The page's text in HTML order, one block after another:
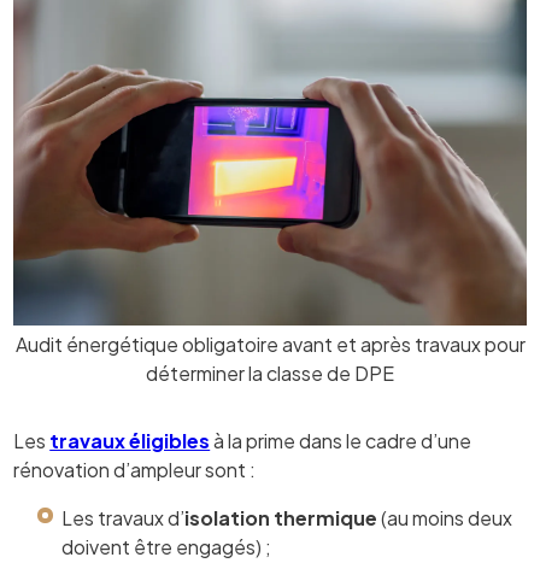
Audit énergétique obligatoire avant et après travaux pour
déterminer la classe de DPE
Les travaux éligiblesà la prime dans le cadre d’une
rénovation d’ampleur sont :
Les travaux d’isolation thermique(au moins deux
doivent être engagés) ;